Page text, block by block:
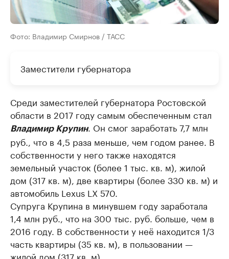
Фото: Владимир Смирнов / ТАСС
Заместители губернатора
Среди заместителей губернатора Ростовской
области в 2017 году самым обеспеченным стал
Владимир Крупин. Он смог заработать 7,7 млн
руб., что в 4,5 раза меньше, чем годом ранее. В
собственности у него также находятся
земельный участок (более 1 тыс. кв. м), жилой
дом (317 кв. м), две квартиры (более 330 кв. м) и
автомобиль Lexus LX 570.
Супруга Крупина в минувшем году заработала
1,4 млн руб., что на 300 тыс. руб. больше, чем в
2016 году. В собственности у неё находится 1/3
часть квартиры (35 кв. м), в пользовании —
жилой дом (317 кв. м)